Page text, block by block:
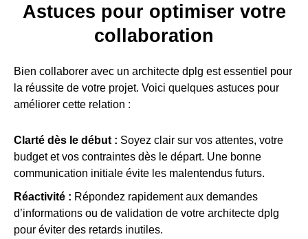
Astuces pour optimiser votre
collaboration
Bien collaborer avec un architecte dplg est essentiel pour
la réussite de votre projet. Voici quelques astuces pour
améliorer cette relation :
Clarté dès le début : Soyez clair sur vos attentes, votre
budget et vos contraintes dès le départ. Une bonne
communication initiale évite les malentendus futurs.
Réactivité : Répondez rapidement aux demandes
d’informations ou de validation de votre architecte dplg
pour éviter des retards inutiles.